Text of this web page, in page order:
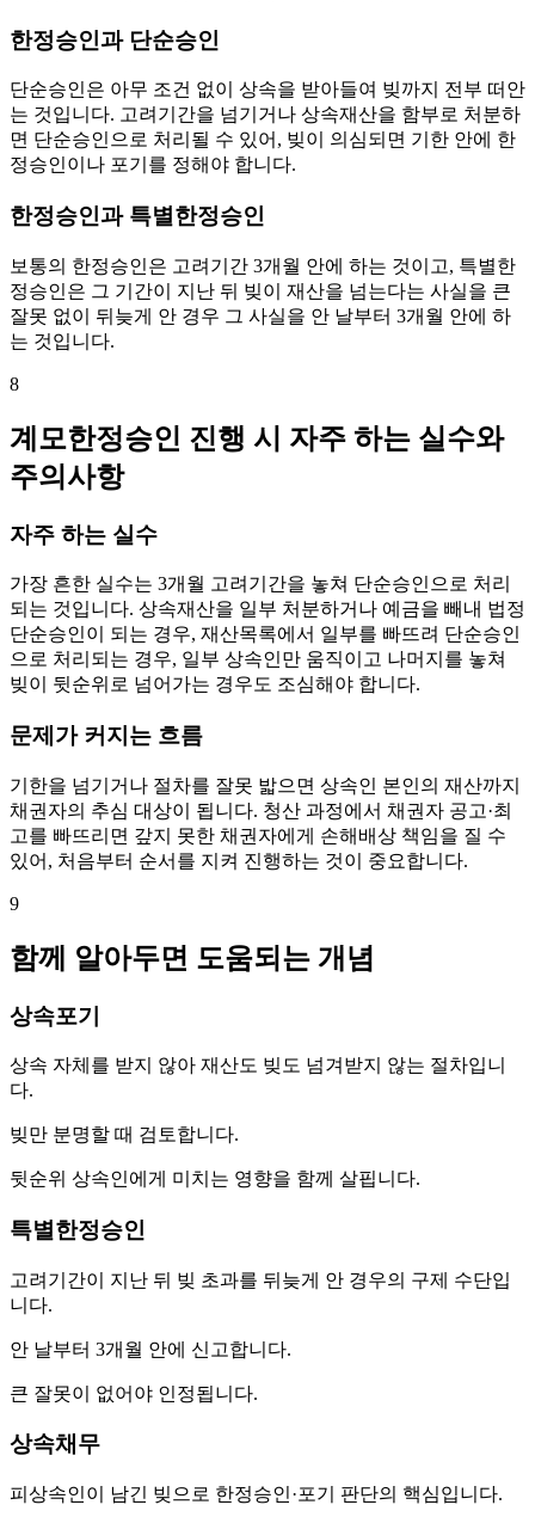
한정승인과 단순승인
단순승인은 아무 조건 없이 상속을 받아들여 빚까지 전부 떠안
는 것입니다. 고려기간을 넘기거나 상속재산을 함부로 처분하
면 단순승인으로 처리될 수 있어, 빚이 의심되면 기한 안에 한
정승인이나 포기를 정해야 합니다.
한정승인과 특별한정승인
보통의 한정승인은 고려기간 3개월 안에 하는 것이고, 특별한
정승인은 그 기간이 지난 뒤 빚이 재산을 넘는다는 사실을 큰
잘못 없이 뒤늦게 안 경우 그 사실을 안 날부터 3개월 안에 하
는 것입니다.
8
계모한정승인 진행 시 자주 하는 실수와
주의사항
자주 하는 실수
가장 흔한 실수는 3개월 고려기간을 놓쳐 단순승인으로 처리
되는 것입니다. 상속재산을 일부 처분하거나 예금을 빼내 법정
단순승인이 되는 경우, 재산목록에서 일부를 빠뜨려 단순승인
으로 처리되는 경우, 일부 상속인만 움직이고 나머지를 놓쳐
빚이 뒷순위로 넘어가는 경우도 조심해야 합니다.
문제가 커지는 흐름
기한을 넘기거나 절차를 잘못 밟으면 상속인 본인의 재산까지
채권자의 추심 대상이 됩니다. 청산 과정에서 채권자 공고·최
고를 빠뜨리면 갚지 못한 채권자에게 손해배상 책임을 질 수
있어, 처음부터 순서를 지켜 진행하는 것이 중요합니다.
9
함께 알아두면 도움되는 개념
상속포기
상속 자체를 받지 않아 재산도 빚도 넘겨받지 않는 절차입니
다.
빚만 분명할 때 검토합니다.
뒷순위 상속인에게 미치는 영향을 함께 살핍니다.
특별한정승인
고려기간이 지난 뒤 빚 초과를 뒤늦게 안 경우의 구제 수단입
니다.
안 날부터 3개월 안에 신고합니다.
큰 잘못이 없어야 인정됩니다.
상속채무
피상속인이 남긴 빚으로 한정승인·포기 판단의 핵심입니다.